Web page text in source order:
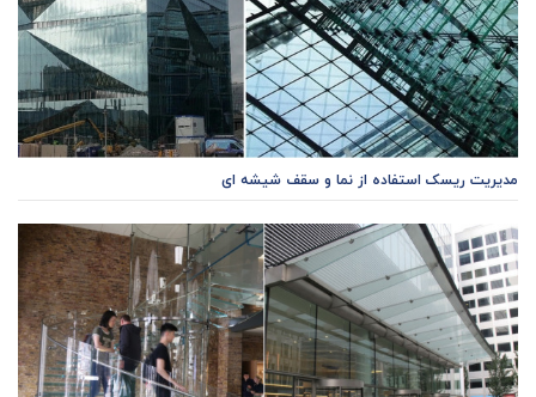
مدیریت ریسک استفاده از نما و سقف شیشه ای